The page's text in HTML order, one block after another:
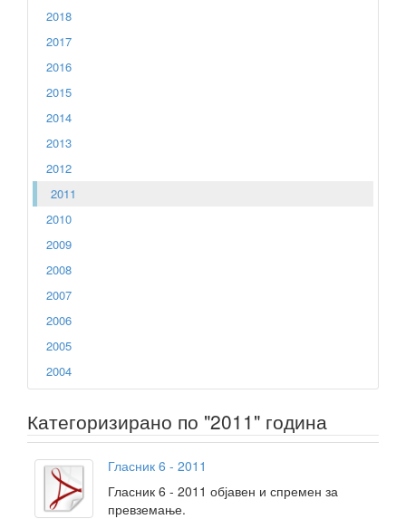
2018
2017
2016
2015
2014
2013
2012
2011
2010
2009
2008
2007
2006
2005
2004
Категоризирано по "2011" година
Гласник 6 - 2011
Гласник 6 - 2011 објавен и спремен за
превземање.